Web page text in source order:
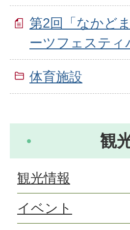
第2回「なかど
ーツフェスティ
体育施設
観
観光情報
イベント